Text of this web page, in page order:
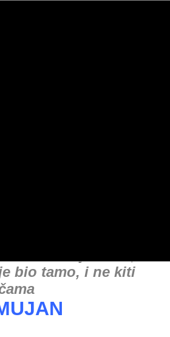
HRVATSKIH
najvrjednije
i dostojanstvo,
bio tamo, i ne kiti